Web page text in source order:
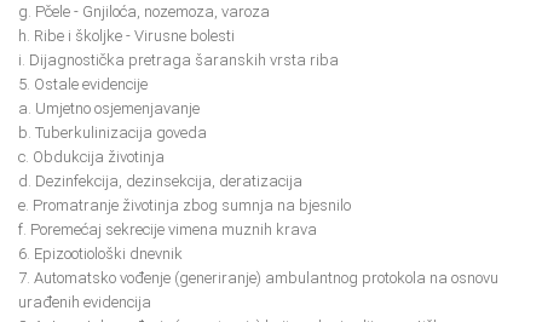
g. Pčele - Gnjiloća, nozemoza, varoza
h. Ribe i školjke - Virusne bolesti
i. Dijagnostička pretraga šaranskih vrsta riba
5. Ostale evidencije
a. Umjetno osjemenjavanje
b. Tuberkulinizacija goveda
c. Obdukcija životinja
d. Dezinfekcija, dezinsekcija, deratizacija
e. Promatranje životinja zbog sumnja na bjesnilo
f. Poremećaj sekrecije vimena muznih krava
6. Epizootiološki dnevnik
7. Automatsko vođenje (generiranje) ambulantnog protokola na osnovu
urađenih evidencija